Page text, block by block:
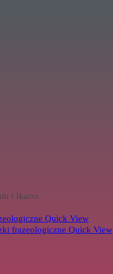
i Ikarze.
Quick View
Quick View